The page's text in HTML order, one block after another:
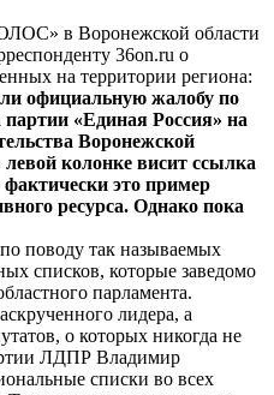
в Воронежской области
36on.ru о
на территории региона:
официальную жалобу по
«Единая Россия» на
Воронежской
колонке висит ссылка
это пример
ресурса. Однако пока
поводу так называемых
списков, которые заведомо
парламента.
лидера, а
о которых никогда не
ЛДПР Владимир
списки во всех